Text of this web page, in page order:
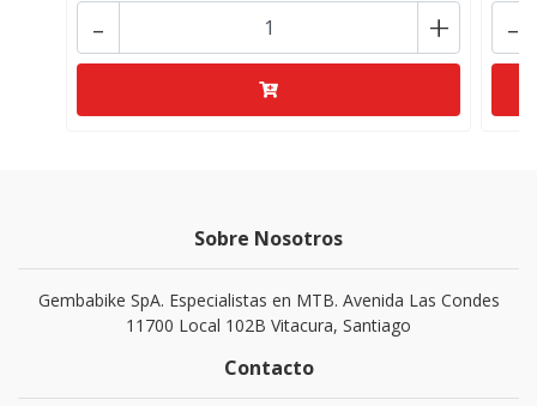
+
- -
Sobre Nosotros
Gembabike SpA. Especialistas en MTB. Avenida Las Condes
11700 Local 102B Vitacura, Santiago
Contacto